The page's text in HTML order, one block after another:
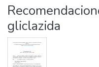
gliclazida